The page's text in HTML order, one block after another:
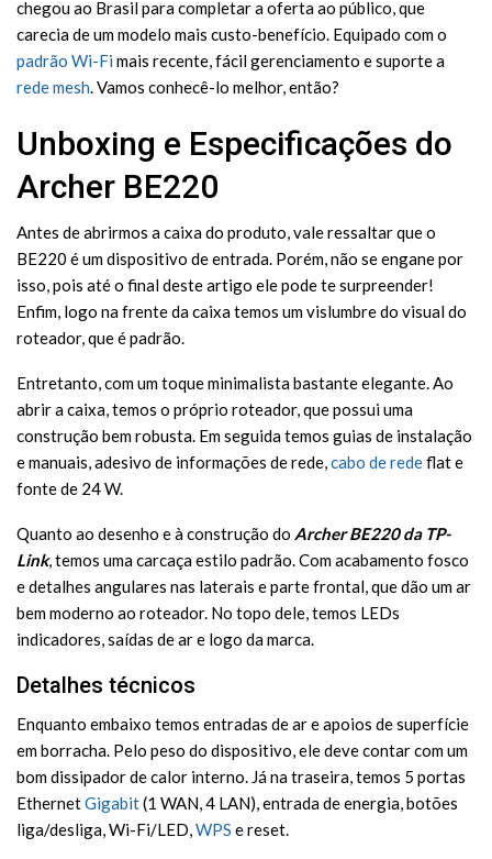
chegou ao Brasil para completar a oferta ao público, que
carecia de um modelo mais custo-benefício. Equipado com o
padrão Wi-Fi mais recente, fácil gerenciamento e suporte a
rede mesh . Vamos conhecê-lo melhor, então?
Unboxing e Especificações do
Archer BE220
Antes de abrirmos a caixa do produto, vale ressaltar que o
BE220 é um dispositivo de entrada. Porém, não se engane por
isso, pois até o final deste artigo ele pode te surpreender!
Enfim, logo na frente da caixa temos um vislumbre do visual do
roteador, que é padrão.
Entretanto, com um toque minimalista bastante elegante. Ao
abrir a caixa, temos o próprio roteador, que possui uma
construção bem robusta. Em seguida temos guias de instalação
e manuais, adesivo de informações de rede, cabo de redeflat e
fonte de 24 W.
Quanto ao desenho e à construção do Archer BE220 da TP-
Link, temos uma carcaça estilo padrão. Com acabamento fosco
e detalhes angulares nas laterais e parte frontal, que dão um ar
bem moderno ao roteador. No topo dele, temos LEDs
indicadores, saídas de ar e logo da marca.
Detalhes técnicos
Enquanto embaixo temos entradas de ar e apoios de superfície
em borracha. Pelo peso do dispositivo, ele deve contar com um
bom dissipador de calor interno. Já na traseira, temos 5 portas
EthernetGigabit(1 WAN, 4 LAN), entrada de energia, botões
liga/desliga, Wi-Fi/LED, WPS e reset.